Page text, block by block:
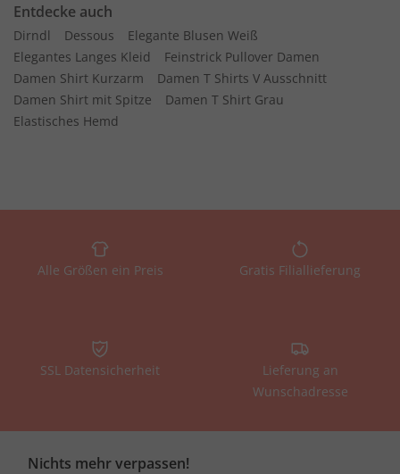
Entdecke auch
Dirndl Dessous
Elegante Blusen Weiß
Elegantes Langes Kleid
Feinstrick Pullover Damen
Damen Shirt Kurzarm
Damen T Shirts V Ausschnitt
Damen Shirt mit Spitze
Damen T Shirt Grau
Elastisches Hemd
Alle Größen ein Preis Gratis Filiallieferung
SSL Datensicherheit
Lieferung an
Wunschadresse
Nichts mehr verpassen!